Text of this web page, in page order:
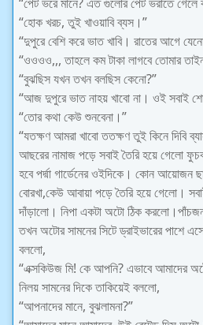
“হোক খরচ, তুই খাওয়াবি ব্যস।”
“দুপুরে বেশি করে ভাত খাবি। রাতের আগে
“ওওওও,,, তাহলে কম টাকা লাগবে তোমার
“বুঝছিস যখন তখন বলছিস কেনো?”
“আজ দুপুরে ভাত নাহয় খাবো না। ওই সবাই
“তোর কথা কেউ শুনবেনা।”
“যতক্ষণ আমরা খাবো ততক্ষণ তুই কিনে দিবি
আছরের নামাজ পড়ে সবাই তৈরি হয়ে গেলো ফুচকা
হবে পর্দ্মা গার্ডেনের ওইদিকে। কোন আয়োজন
বোরখা,কেউ আবায়া পড়ে তৈরি হয়ে গেলো।
দাঁড়ালো। নিপা একটা অটো ঠিক
তখন অটোর সামনের সিটে ড্রাইভারের পাশে
বললো,
“এক্সকিউজ মি! কে আপনি? এভাবে আমাদের
নিলয় সামনের দিকে তাকিয়েই বললো,
“আপনাদের মানে, বুঝলামনা?”